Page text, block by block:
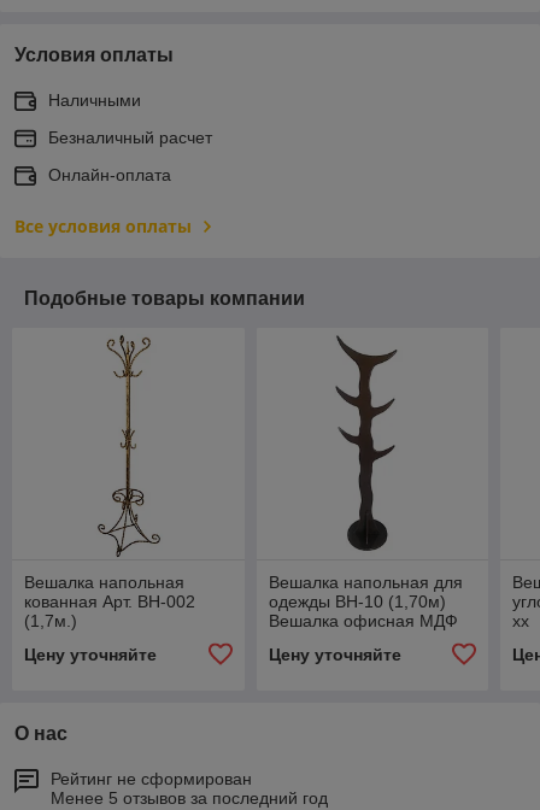
Условия оплаты
Наличными
Безналичный расчет
Онлайн-оплата
Все условия оплаты
Подобные товары компании
Вешалка напольная
кованная Арт. ВН-002
(1,7м.)
Цену уточняйте
Вешалка напольная для
одежды ВН-10 (1,70м)
Вешалка офисная МДФ
Цену уточняйте
хх
О нас
Рейтинг не сформирован
Менее 5 отзывов за последний год